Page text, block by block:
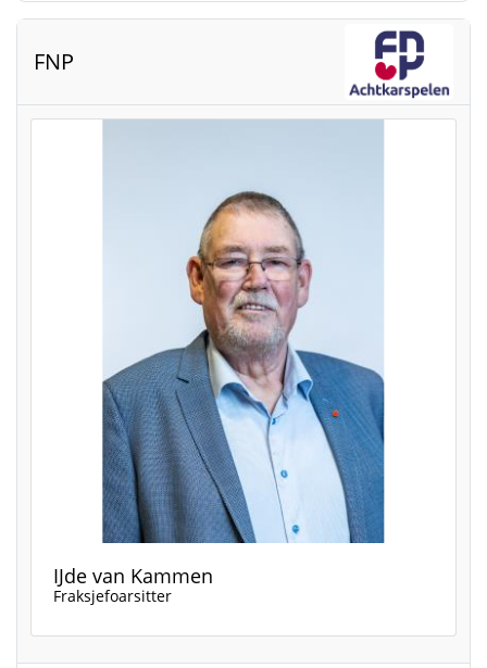
FNP
IJde van Kammen
Fraksjefoarsitter